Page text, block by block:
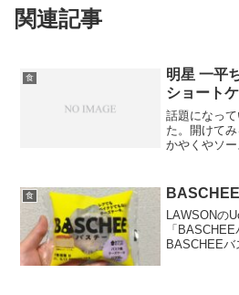
関連記事
食
明星 一平
ショート
話題になっ
た。開けて
かやくやソー
ズ、かやく
食 BASCHEE
LAWSONの
「
BASCHEE